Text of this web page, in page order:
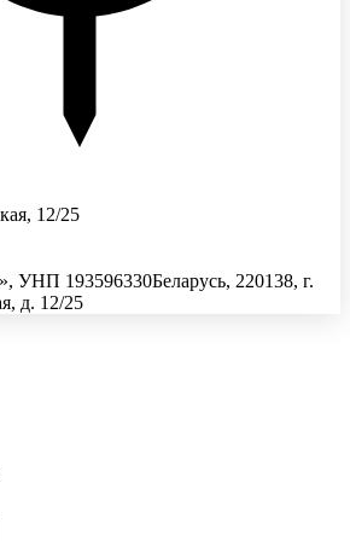
12/25
, УНП 193596330Беларусь, 220138, г.
д. 12/25